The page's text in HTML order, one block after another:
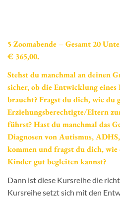
5 Zoomabende – Gesamt 20
€ 365,00.
Stehst du manchmal an deinen
sicher, ob die Entwicklung
braucht? Fragst du dich, wie du
Erziehungsberechtigte/Eltern
führst? Hast du manchmal das
Diagnosen von Autismus,
kommen und fragst du dich,
Kinder gut begleiten kannst?
Dann ist diese Kursreihe die
Kursreihe setzt sich mit den